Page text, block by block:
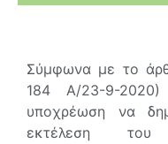
Σύμφωνα με το
184 Α/23-9-
υποχρέωση να
εκτέλεση του